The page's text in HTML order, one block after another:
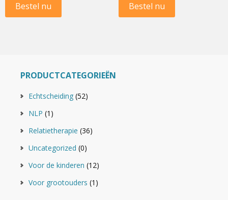
Bestel nu Bestel nu
PRODUCTCATEGORIEËN
Echtscheiding (52)
NLP (1)
Relatietherapie (36)
Uncategorized (0)
Voor de kinderen (12)
Voor grootouders (1)